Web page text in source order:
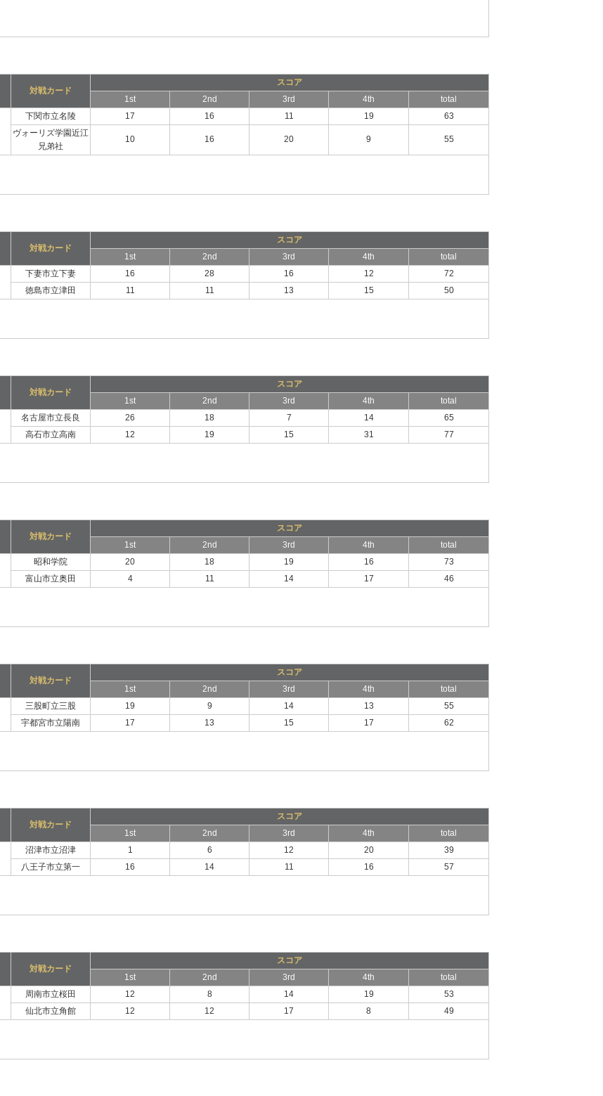
対戦カード
スコア
1st
2nd 3rd 4th total
下関市立名陵 17 16 11 19
63
ヴォーリズ学園近江
兄弟社
10 16 20 9 55
対戦カード
スコア
1st
2nd 3rd 4th total
下妻市立下妻 16 28 16 12
72
徳島市立津田
11 11 13 15 50
対戦カード
スコア
1st
2nd 3rd 4th total
名古屋市立長良 26 18 7 14
65
高石市立高南
12 19 15 31 77
対戦カード
スコア
1st
2nd 3rd 4th total
昭和学院 20 18 19 16
73
富山市立奥田
4 11 14 17 46
対戦カード
スコア
1st
2nd 3rd 4th total
三股町立三股 19 9 14 13
55
宇都宮市立陽南
17 13 15 17 62
対戦カード
スコア
1st
2nd 3rd 4th total
沼津市立沼津 1 6 12 20
39
八王子市立第一
16 14 11 16 57
対戦カード
スコア
1st
2nd 3rd 4th total
周南市立桜田 12 8 14 19
53
仙北市立角館
12 12 17 8 49